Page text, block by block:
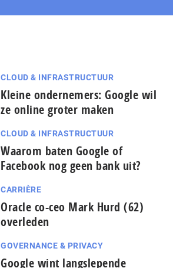
CLOUD & INFRASTRUCTUUR
Kleine ondernemers: Google wil
ze online groter maken
CLOUD & INFRASTRUCTUUR
Waarom baten Google of
Facebook nog geen bank uit?
CARRIÈRE
Oracle co-ceo Mark Hurd (62)
overleden
GOVERNANCE & PRIVACY
Google wint langslepende